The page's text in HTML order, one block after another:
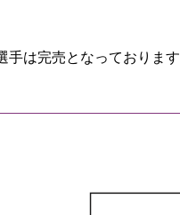
手は完売となっております